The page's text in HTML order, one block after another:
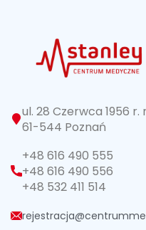
ul. 28 Czerwca 1956 r.
61-544 Poznań
+48 616 490 555
+48 616 490 556
+48 532 411 514